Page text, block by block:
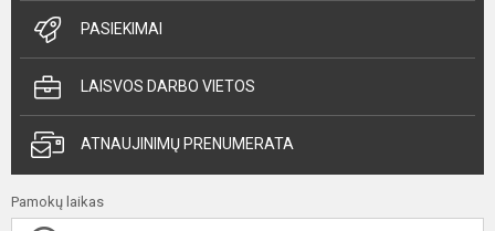
PASIEKIMAI
LAISVOS DARBO VIETOS
ATNAUJINIMŲ PRENUMERATA
Pamokų laikas